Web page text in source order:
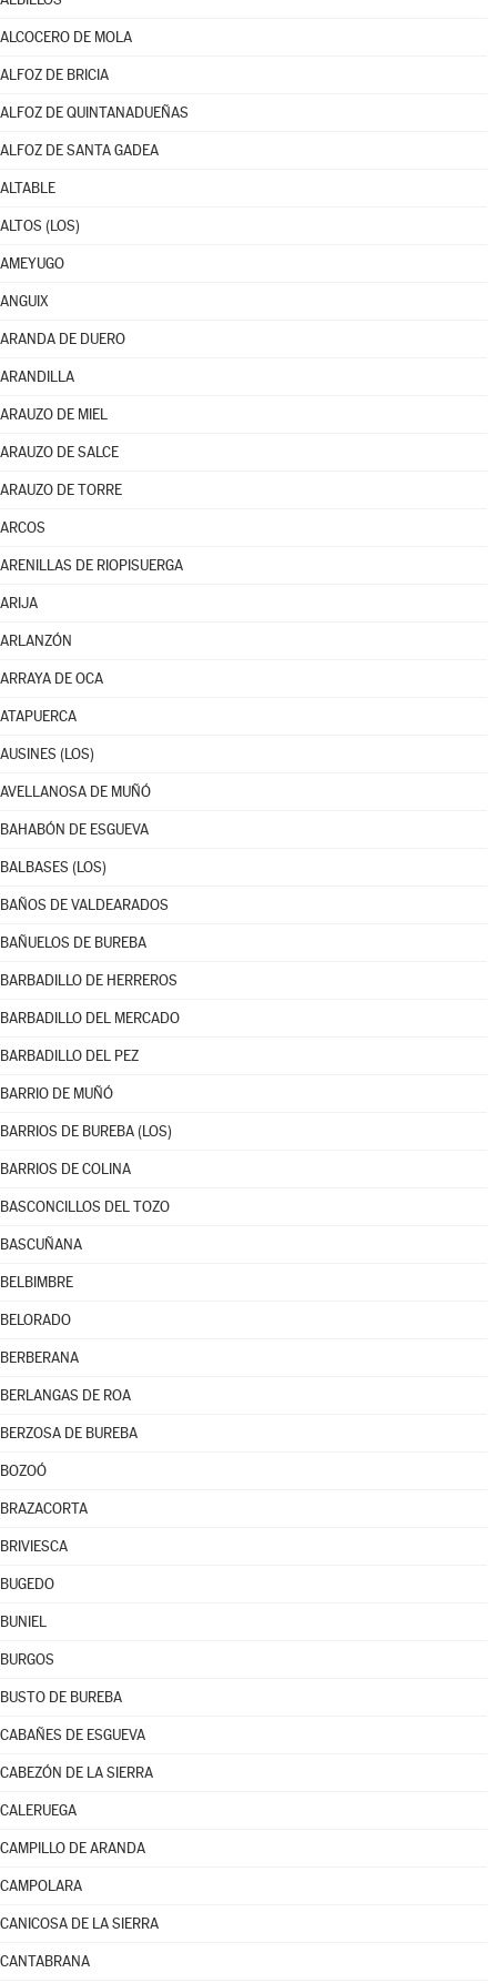
ALCOCERO DE MOLA
ALFOZ DE BRICIA
ALFOZ DE QUINTANADUEÑAS
ALFOZ DE SANTA GADEA
ALTABLE
ALTOS (LOS)
AMEYUGO
ANGUIX
ARANDA DE DUERO
ARANDILLA
ARAUZO DE MIEL
ARAUZO DE SALCE
ARAUZO DE TORRE
ARCOS
ARENILLAS DE RIOPISUERGA
ARIJA
ARLANZÓN
ARRAYA DE OCA
ATAPUERCA
AUSINES (LOS)
AVELLANOSA DE MUÑÓ
BAHABÓN DE ESGUEVA
BALBASES (LOS)
BAÑOS DE VALDEARADOS
BAÑUELOS DE BUREBA
BARBADILLO DE HERREROS
BARBADILLO DEL MERCADO
BARBADILLO DEL PEZ
BARRIO DE MUÑÓ
BARRIOS DE BUREBA (LOS)
BARRIOS DE COLINA
BASCONCILLOS DEL TOZO
BASCUÑANA
BELBIMBRE
BELORADO
BERBERANA
BERLANGAS DE ROA
BERZOSA DE BUREBA
BOZOÓ
BRAZACORTA
BRIVIESCA
BUGEDO
BUNIEL
BURGOS
BUSTO DE BUREBA
CABAÑES DE ESGUEVA
CABEZÓN DE LA SIERRA
CALERUEGA
CAMPILLO DE ARANDA
CAMPOLARA
CANICOSA DE LA SIERRA
CANTABRANA